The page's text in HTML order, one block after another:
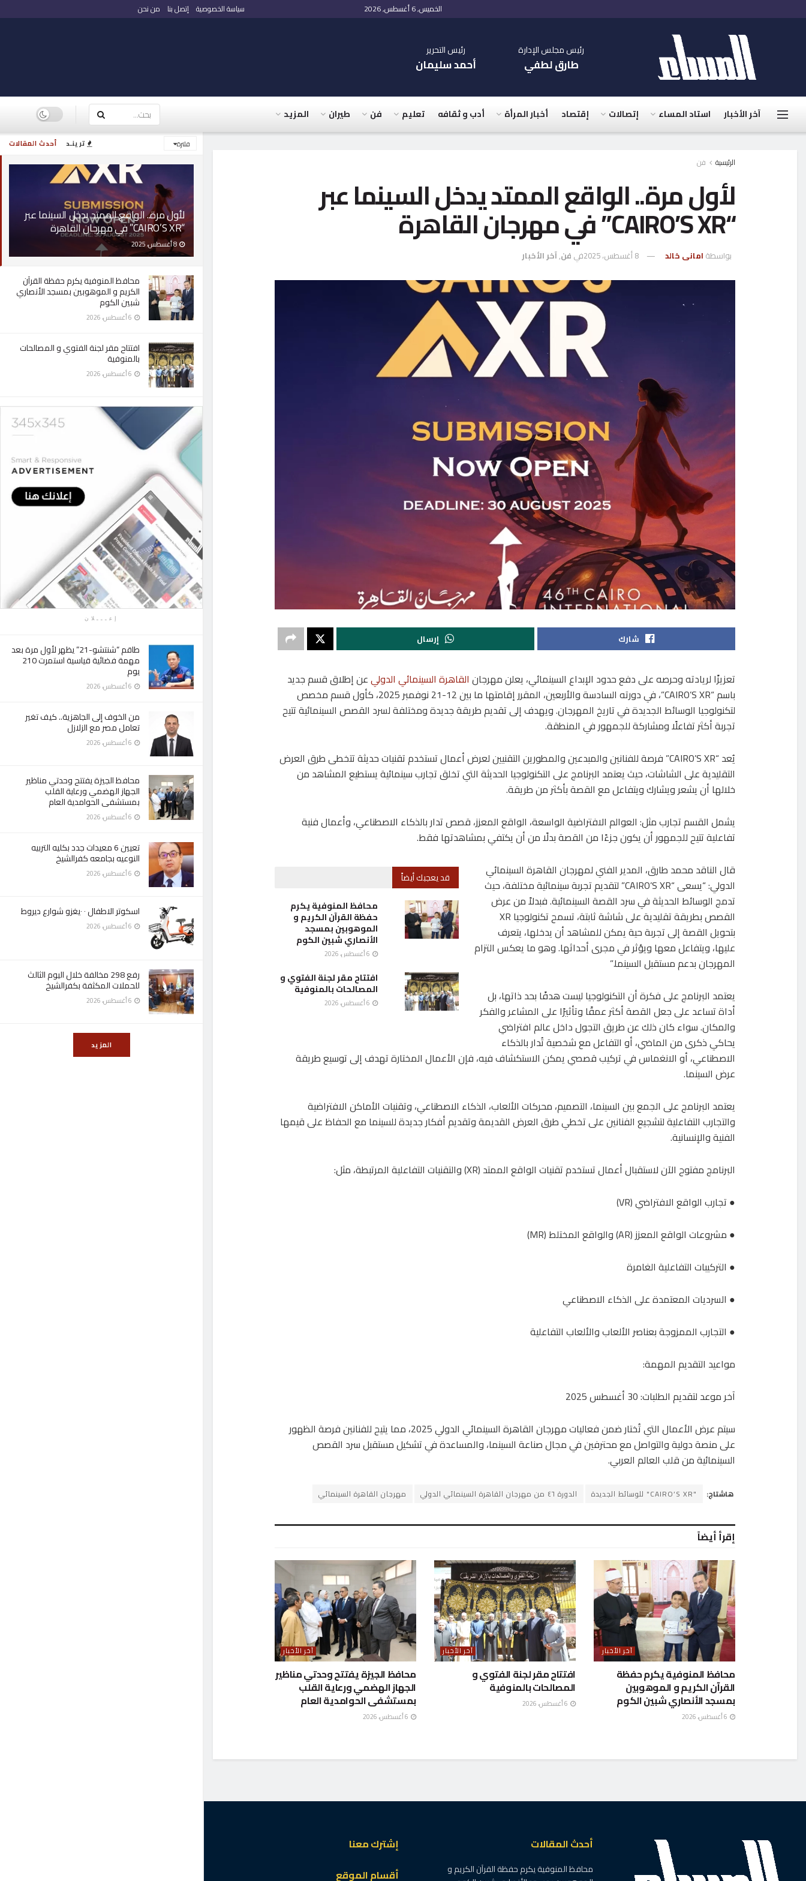
أحدث المقالات ترينـد فلترة
لأول مرة.. الواقع الممتد يدخل السينما عبر
“CAIRO’S XR” في مهرجان القاهرة
محافظ المنوفية يكرم حفظة القرآن
الكريم و الموهوبين بمسجد الأنصاري
شبين الكوم
افتتاح مقر لجنة الفتوي و المصالحات
بالمنوفية
إعـــلان
طاقم “شنتشو-21” يظهر لأول مرة بعد
مهمة فضائية قياسية استمرت 210
يوم
من الخوف إلى الجاهزية.. كيف تغير
تعامل مصر مع الزلازل
محافظ الجيزة يفتتح وحدتي مناظير
الجهاز الهضمي ورعاية القلب
بمستشفى الحوامدية العام
تعيين 6 معيدات جدد بكليه التربيه
النوعيه بجامعه كفرالشيخ
اسكوتر الاطفال ٠ ٠يغزو شوارع ديروط
رفع 298 مخالفة خلال اليوم الثالث
للحملات المكثفة بكفرالشيخ
المزيد
الخميس, 6 أغسطس, 2026 سياسة الخصوصية إتصل بنا من نحن
رئيس مجلس الإدارة
طارق لطفي
رئيس التحرير
أحمد سليمان
آخر الأخبار استاد المساء إتصالات إقتصاد أخبار المرأة أدب و ثقافه تعليم فن طيران المزيد
الرئيسية فن
لأول مرة.. الواقع الممتد يدخل السينما عبر
“CAIRO’S XR” في مهرجان القاهرة
بواسطة امانى خالد 8 أغسطس، 2025 في فن,آخر الأخبار
شارك إرسال
تعزيزًا لريادته وحرصه على دفع حدود الإبداع السينمائي، يعلن مهرجان القاهرة السينمائي الدوليعن إطلاق قسم جديد
باسم “CAIRO’S XR”، في دورته السادسة والأربعين، المقرر إقامتها ما بين 12-21 نوفمبر 2025، كأول قسم مخصص
لتكنولوجيا الوسائط الجديدة في تاريخ المهرجان. ويهدف إلى تقديم طريقة جديدة ومختلفة لسرد القصص السينمائية تتيح
تجربة أكثر تفاعلًا ومشاركة للجمهور في المنطقة.
يُعد “CAIRO’S XR” فرصة للفنانين والمبدعين والمطورين التقنيين لعرض أعمال تستخدم تقنيات حديثة تتخطى طرق العرض
التقليدية على الشاشات، حيث يعتمد البرنامج على التكنولوجيا الحديثة التي تخلق تجارب سينمائية يستطيع المشاهد من
خلالها أن يشعر ويشارك ويتفاعل مع القصة بأكثر من طريقة.
يشمل القسم تجارب مثل: العوالم الافتراضية الواسعة، الواقع المعزز، قصص تدار بالذكاء الاصطناعي، وأعمال فنية
تفاعلية تتيح للجمهور أن يكون جزءًا من القصة بدلًا من أن يكتفي بمشاهدتها فقط.
قد يعجبك أيضاً
محافظ المنوفية يكرم
حفظة القرآن الكريم و
الموهوبين بمسجد
الأنصاري شبين الكوم
افتتاح مقر لجنة الفتوي و
المصالحات بالمنوفية
قال الناقد محمد طارق، المدير الفني لمهرجان القاهرة السينمائي
الدولي: “يسعى “CAIRO’S XR” لتقديم تجربة سينمائية مختلفة، حيث
تدمج الوسائط الحديثة في سرد القصة السينمائية. فبدلاً من عرض
القصص بطريقة تقليدية على شاشة ثابتة، تسمح تكنولوجيا XR
بتحويل القصة إلى تجربة حية يمكن للمشاهد أن يدخلها، يتعرف
عليها، ويتفاعل معها ويؤثر في مجرى أحداثها. وهو ما يعكس التزام
المهرجان بدعم مستقبل السينما.”
يعتمد البرنامج على فكرة أن التكنولوجيا ليست هدفًا بحد ذاتها، بل
أداة تساعد على جعل القصة أكثر عمقًا وتأثيرًا على المشاعر والفكر
والمكان. سواء كان ذلك عن طريق التجول داخل عالم افتراضي
يحاكي ذكرى من الماضي، أو التفاعل مع شخصية تُدار بالذكاء
الاصطناعي، أو الانغماس في تركيب قصصي يمكن الاستكشاف فيه، فإن الأعمال المختارة تهدف إلى توسيع طريقة
عرض السينما.
يعتمد البرنامج على الجمع بين السينما، التصميم، محركات الألعاب، الذكاء الاصطناعي، وتقنيات الأماكن الافتراضية
والتجارب التفاعلية لتشجيع الفنانين على تخطي طرق العرض القديمة وتقديم أفكار جديدة للسينما مع الحفاظ على قيمها
الفنية والإنسانية.
البرنامج مفتوح الآن لاستقبال أعمال تستخدم تقنيات الواقع الممتد (XR) والتقنيات التفاعلية المرتبطة، مثل:
● تجارب الواقع الافتراضي (VR)
● مشروعات الواقع المعزز (AR) والواقع المختلط (MR)
● التركيبات التفاعلية الغامرة
● السرديات المعتمدة على الذكاء الاصطناعي
● التجارب الممزوجة بعناصر الألعاب والألعاب التفاعلية
مواعيد التقديم المهمة:
آخر موعد لتقديم الطلبات: 30 أغسطس 2025
سيتم عرض الأعمال التي تُختار ضمن فعاليات مهرجان القاهرة السينمائي الدولي 2025، مما يتيح للفنانين فرصة الظهور
على منصة دولية والتواصل مع محترفين في مجال صناعة السينما، والمساعدة في تشكيل مستقبل سرد القصص
السينمائية من قلب العالم العربي.
هاشتاج: "CAIRO’S XR" للوسائط الجديدة الدورة ٤٦ من مهرجان القاهرة السينمائي الدولي مهرجان القاهرة السينمائي
إقرأ أيضاً
آخر الأخبار
محافظ المنوفية يكرم حفظة
القرآن الكريم و الموهوبين
بمسجد الأنصاري شبين الكوم
آخر الأخبار
افتتاح مقر لجنة الفتوي و
المصالحات بالمنوفية
آخر الأخبار
محافظ الجيزة يفتتح وحدتي مناظير
الجهاز الهضمي ورعاية القلب
بمستشفى الحوامدية العام
أحدث المقالات
محافظ المنوفية يكرم حفظة القرآن الكريم و
إشترك معنا
أقسام الموقع